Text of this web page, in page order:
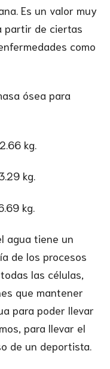
Es un valor muy
partir de ciertas
como
ósea para
kg.
kg.
kg.
agua tiene un
de los procesos
las células,
que mantener
para poder llevar
para llevar el
de un deportista.